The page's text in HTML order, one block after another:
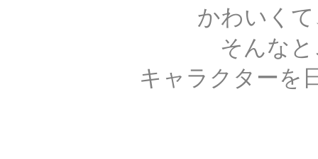
かわいく
そんな
キャラクターを